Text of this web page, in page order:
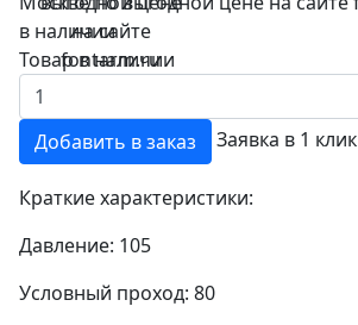
Товар в наличии
Добавить в заказ Заявка в 1 клик
Краткие характеристики:
Давление: 105
Условный проход: 80